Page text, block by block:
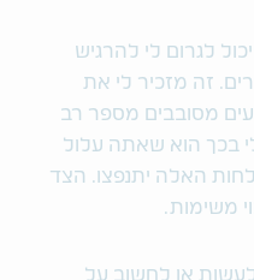
אני מוצאת שלחיות עם ADHD יכול לגרום לי להרגיש
זה מזכיר לי את
מסובבים מספר רב
בכך הוא שאתה עלול
האלה יתנפצו. הצד
משימות.
או לחשוב על